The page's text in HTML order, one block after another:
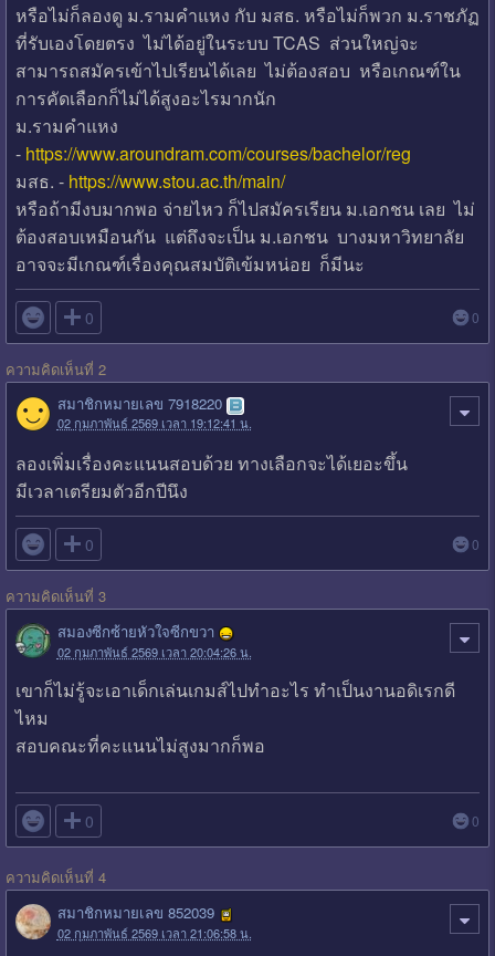
หรือไม่ก็ลองดู ม.รามคำแหง กับ มสธ. หรือไม่ก็พวก ม.ราชภัฏ
ที่รับเองโดยตรง ไม่ได้อยู่ในระบบ TCAS ส่วนใหญ่จะ
สามารถสมัครเข้าไปเรียนได้เลย ไม่ต้องสอบ หรือเกณฑ์ใน
การคัดเลือกก็ไม่ได้สูงอะไรมากนัก
ม.รามคำแหง
- https://www.aroundram.com/courses/bachelor/reg
มสธ. - https://www.stou.ac.th/main/
หรือถ้ามีงบมากพอ จ่ายไหว ก็ไปสมัครเรียน ม.เอกชน เลย ไม่
ต้องสอบเหมือนกัน แต่ถึงจะเป็น ม.เอกชน บางมหาวิทยาลัย
อาจจะมีเกณฑ์เรื่องคุณสมบัติเข้มหน่อย ก็มีนะ
 0 0
ความคิดเห็นที่ 2
สมาชิกหมายเลข 7918220
02 กุมภาพันธ์ 2569 เวลา 19:12:41 น.
ลองเพิ่มเรื่องคะแนนสอบด้วย ทางเลือกจะได้เยอะขึ้น
มีเวลาเตรียมตัวอีกปีนึง
 0 0
ความคิดเห็นที่ 3
สมองซีกซ้ายหัวใจซีกขวา
02 กุมภาพันธ์ 2569 เวลา 20:04:26 น.
เขาก็ไม่รู้​จะเอาเด็กเล่นเกมส์​ไปทำอะไร ทำเป็นงานอดิเรกดี
ไหม
สอบคณะที่คะแนนไม่สูงมากก็พอ
 0 0
ความคิดเห็นที่ 4
สมาชิกหมายเลข 852039
02 กุมภาพันธ์ 2569 เวลา 21:06:58 น.